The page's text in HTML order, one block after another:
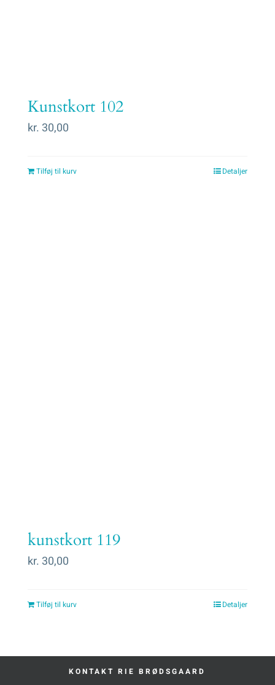
Kunstkort 102
kr. 30,00
Tilføj til kurv Detaljer
kunstkort 119
kr. 30,00
Tilføj til kurv Detaljer
KONTAKT RIE BRØDSGAARD